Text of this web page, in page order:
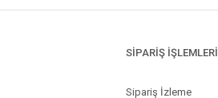
SİPARİŞ İŞLEMLERİ
Sipariş İzleme